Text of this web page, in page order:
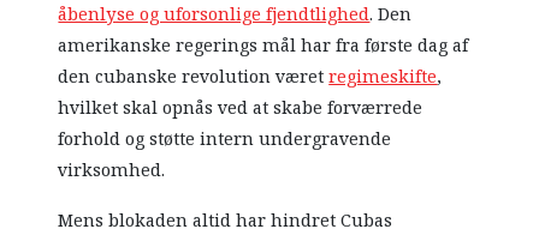
åbenlyse og uforsonlige fjendtlighed. Den
amerikanske regerings mål har fra første dag af
den cubanske revolution væretregimeskifte,
hvilket skal opnås ved at skabe forværrede
forhold og støtte intern undergravende
virksomhed.
Mens blokaden altid har hindret Cubas